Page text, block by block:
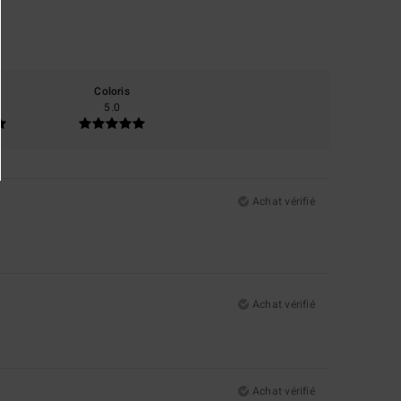
Coloris
5.0
Achat vérifié
Achat vérifié
Achat vérifié